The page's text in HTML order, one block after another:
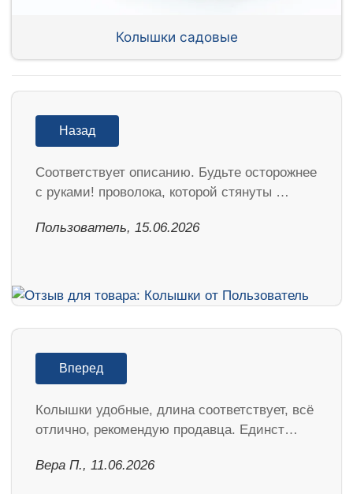
Колышки садовые
Назад
Соответствует описанию. Будьте осторожнее
с руками! проволока, которой стянуты …
Пользователь, 15.06.2026
Вперед
Колышки удобные, длина соответствует, всё
отлично, рекомендую продавца. Единст…
Вера П., 11.06.2026